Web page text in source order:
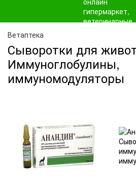
Ветаптека
Сыворотки для
Иммуноглобулины,
иммуномодуляторы